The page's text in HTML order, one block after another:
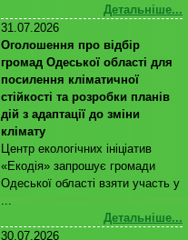
Детальніше...
31.07.2026
Оголошення про відбір
громад Одеської області для
посилення кліматичної
стійкості та розробки планів
дій з адаптації до зміни
клімату
Центр екологічних ініціатив
«Екодія» запрошує громади
Одеської області взяти участь у
...
Детальніше...
30.07.2026